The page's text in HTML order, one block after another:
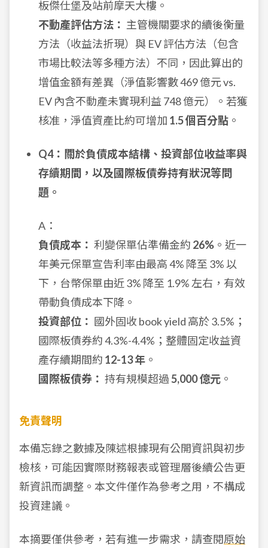
板傑仕堡及站前摩天大樓。
不動產評估方法： 主管機關要求的續後衡量
方法（收益法折現）與 EV 評估方法（包含
市場比較法等多種方法）不同，因此算出的
增值金額有差異（淨值影響數 469 億元 vs.
EV 內含不動產未實現利益 748 億元）。若獲
核准，淨值資產比約可增加 1.5 個百分點 。
Q4：關於負債成本結構、投資部位收益率與
存續期間，以及國際板債券持有狀況等問
題。
A：
負債成本： 利變保單佔準備金約 26% 。近一
年美元保單宣告利率由最高 4% 降至 3% 以
下，台幣保單由近 3% 降至 1.9% 左右，有效
帶動負債成本下降。
投資部位： 國外固收 book yield 高於 3.5%；
國際板債券約 4.3%-4.4%；整體固定收益資
產存續期間約 12-13 年 。
國際板債券： 持有規模超過5,000 億元 。
免責聲明
本備忘錄之數據及陳述根據現有公開資訊與初步
檢核，可能因實際財務報表或管理層後續公告更
新資訊而調整。本文件僅作為參考之用，不構成
投資建議。
本摘要僅供參考，若有進一步需求，請查閱原始